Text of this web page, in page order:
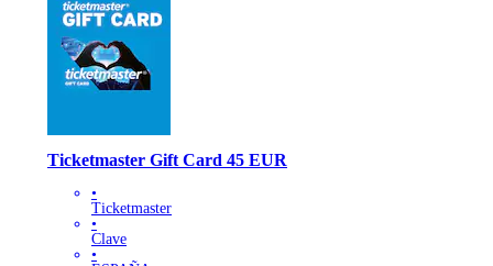
Ticketmaster Gift Card 45 EUR
•
Ticketmaster
•
Clave
•